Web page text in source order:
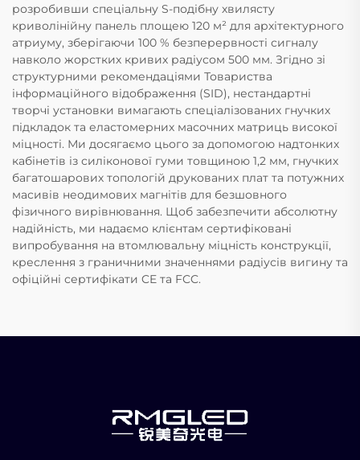
розробивши спеціальну S-подібну хвилясту
криволінійну панель площею 120 м² для архітектурного
атриуму, зберігаючи 100 % безперервності сигналу
навколо жорстких кривих радіусом 500 мм. Згідно зі
структурними рекомендаціями Товариства
інформаційного відображення (SID), нестандартні
творчі установки вимагають спеціалізованих гнучких
підкладок та еластомерних масочних матриць високої
міцності. Ми досягаємо цього за допомогою надтонких
кабінетів із силіконової гуми товщиною 1,2 мм, гнучких
багатошарових топологій друкованих плат та потужних
масивів неодимових магнітів для безшовного
фізичного вирівнювання. Щоб забезпечити абсолютну
надійність, ми надаємо клієнтам сертифіковані
випробування на втомлювальну міцність конструкції,
креслення з граничними значеннями радіусів вигину та
офіційні сертифікати CE та FCC.